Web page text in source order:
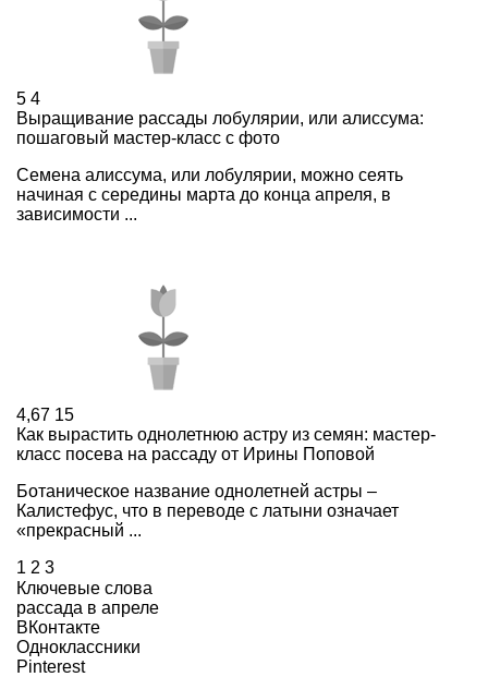
5 4
Выращивание рассады лобулярии, или алиссума:
пошаговый мастер-класс с фото
Семена алиссума, или лобулярии, можно сеять
начиная с середины марта до конца апреля, в
зависимости ...
4,67 15
Как вырастить однолетнюю астру из семян: мастер-
класс посева на рассаду от Ирины Поповой
Ботаническое название однолетней астры –
Калистефус, что в переводе с латыни означает
«прекрасный ...
1 2 3
Ключевые слова
рассада в апреле
ВКонтакте
Одноклассники
Pinterest